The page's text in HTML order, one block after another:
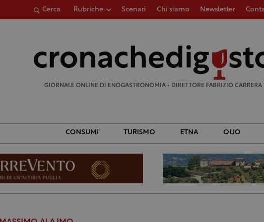
Cerca Rubriche Scenari Chi siamo Newsletter
GIORNALE ONLINE DI ENOGASTRONOMIA • DIRETTORE FABRIZIO CARRERA
CONSUMI TURISMO ETNA OLIO